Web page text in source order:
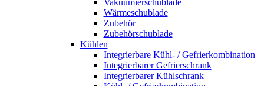
Vakuumierschublade
Wärmeschublade
Zubehör
Zubehörschublade
Kühlen
Integrierbare Kühl- / Gefrierkombination
Integrierbarer Gefrierschrank
Integrierbarer Kühlschrank